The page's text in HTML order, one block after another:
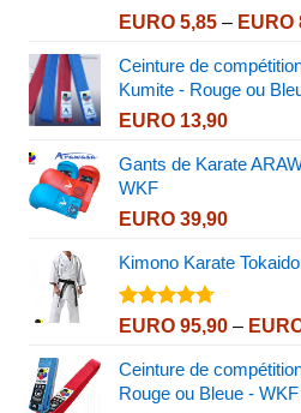
Note4.80
EURO5,85 – EURO
Ceinture de
Kumite - Rouge ou
EURO13,90
Gants de Karate
WKF
EURO39,90
Kimono Karate
Note4.72
EURO95,90 –
Ceinture de
Rouge ou Bleue -